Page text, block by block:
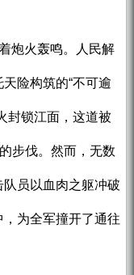
炮火轰鸣。人民解
险构筑的“不可逾
封锁江面，这道被
步伐。然而，无数
员以血肉之躯冲破
为全军撞开了通往